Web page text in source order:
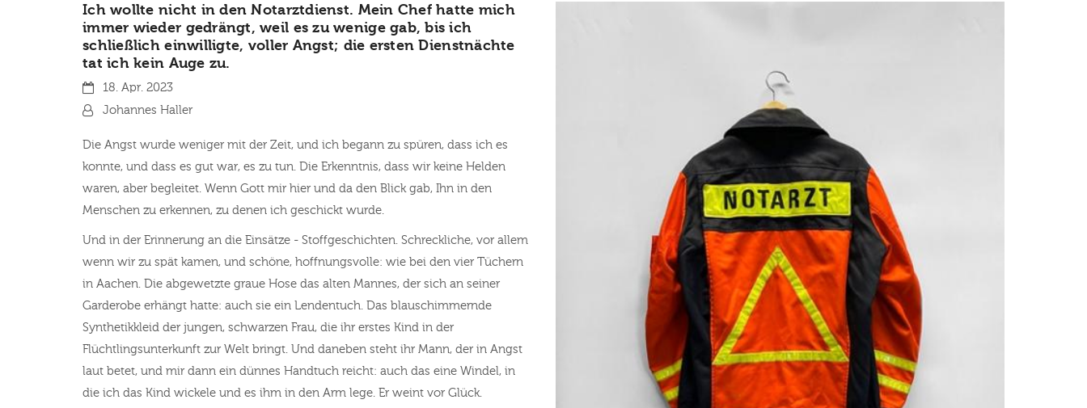
Ich wollte nicht in den Notarztdienst. Mein Chef hatte mich
immer wieder gedrängt, weil es zu wenige gab, bis ich
schließlich einwilligte, voller Angst; die ersten Dienstnächte
tat ich kein Auge zu.
Datum:18. Apr. 2023
Von:Johannes Haller
Die Angst wurde weniger mit der Zeit, und ich begann zu spüren, dass ich es
konnte, und dass es gut war, es zu tun. Die Erkenntnis, dass wir keine Helden
waren, aber begleitet. Wenn Gott mir hier und da den Blick gab, Ihn in den
Menschen zu erkennen, zu denen ich geschickt wurde.
Und in der Erinnerung an die Einsätze - Stoffgeschichten. Schreckliche, vor allem
wenn wir zu spät kamen, und schöne, hoffnungsvolle: wie bei den vier Tüchern
in Aachen. Die abgewetzte graue Hose das alten Mannes, der sich an seiner
Garderobe erhängt hatte: auch sie ein Lendentuch. Das blauschimmernde
Synthetikkleid der jungen, schwarzen Frau, die ihr erstes Kind in der
Flüchtlingsunterkunft zur Welt bringt. Und daneben steht ihr Mann, der in Angst
laut betet, und mir dann ein dünnes Handtuch reicht: auch das eine Windel, in
die ich das Kind wickele und es ihm in den Arm lege. Er weint vor Glück.